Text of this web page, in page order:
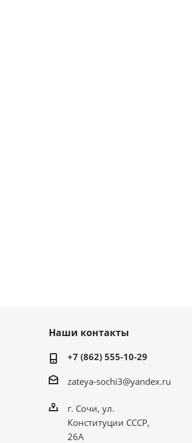
Наши контакты
+7 (862) 555-10-29
zateya-sochi3@yandex.ru
г. Сочи, ул.
Конституции СССР,
26А